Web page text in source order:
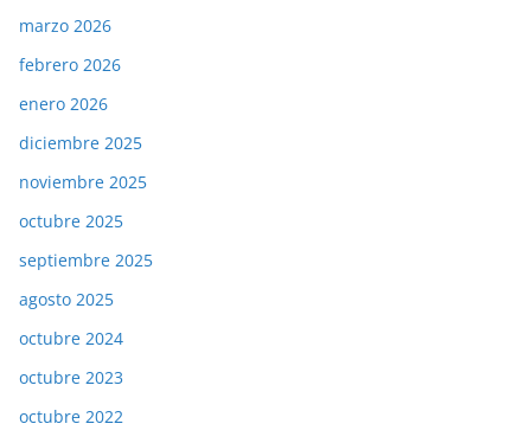
marzo 2026
febrero 2026
enero 2026
diciembre 2025
noviembre 2025
octubre 2025
septiembre 2025
agosto 2025
octubre 2024
octubre 2023
octubre 2022